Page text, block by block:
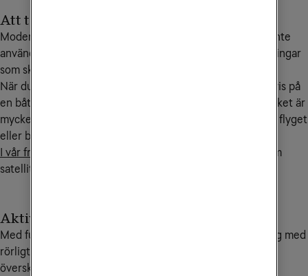
Att tänka på vid flyg- och båtresor
Moderna mobiler har kontakt med internet även när du inte
använder den, exempelvis för nedladdningar av uppdateringar
som sker i bakgrunden.
När du befinner dig helt utanför mobiltäckning, exempelvis på
en båt eller flygplan så sker då denna trafik via satellit, vilket är
mycket kostsamt. Slå därför av mobildata innan du går på flyget
eller båten.
I vår frågelista på denna sida
hittar du mer information om
satellitsamtal.
Aktivera Saldotak
Med funktionen Saldotak kan du som har ett abonnemang med
rörligt pris sätta en spärr vid ett belopp som inte får
överskridas. När saldotaket är uppnått spärras ditt